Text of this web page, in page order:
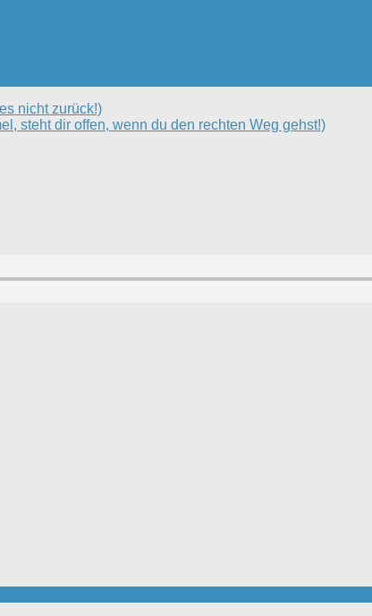
nicht zurück!)
steht dir offen, wenn du den rechten Weg gehst!)